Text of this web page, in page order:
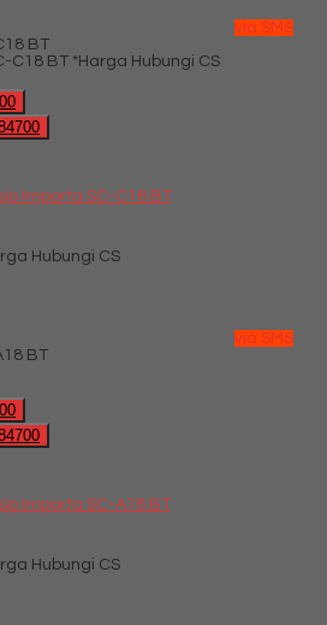
via SMS
BT
*Harga Hubungi CS
Importa SC-C18 BT
Hubungi CS
via SMS
BT
Importa SC-A18 BT
Hubungi CS